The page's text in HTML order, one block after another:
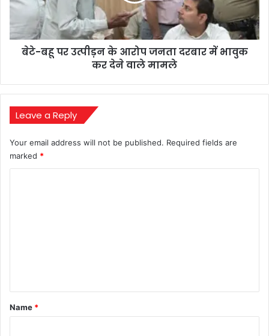
दरबार
में
भावुकबेटे-बहू पर उत्पीड़न के आरोप जनता दरबार में भावुक
कर देने वाले मामले
Leave a Reply
Your email address will not be published. Required fields are
marked *
*
Name *